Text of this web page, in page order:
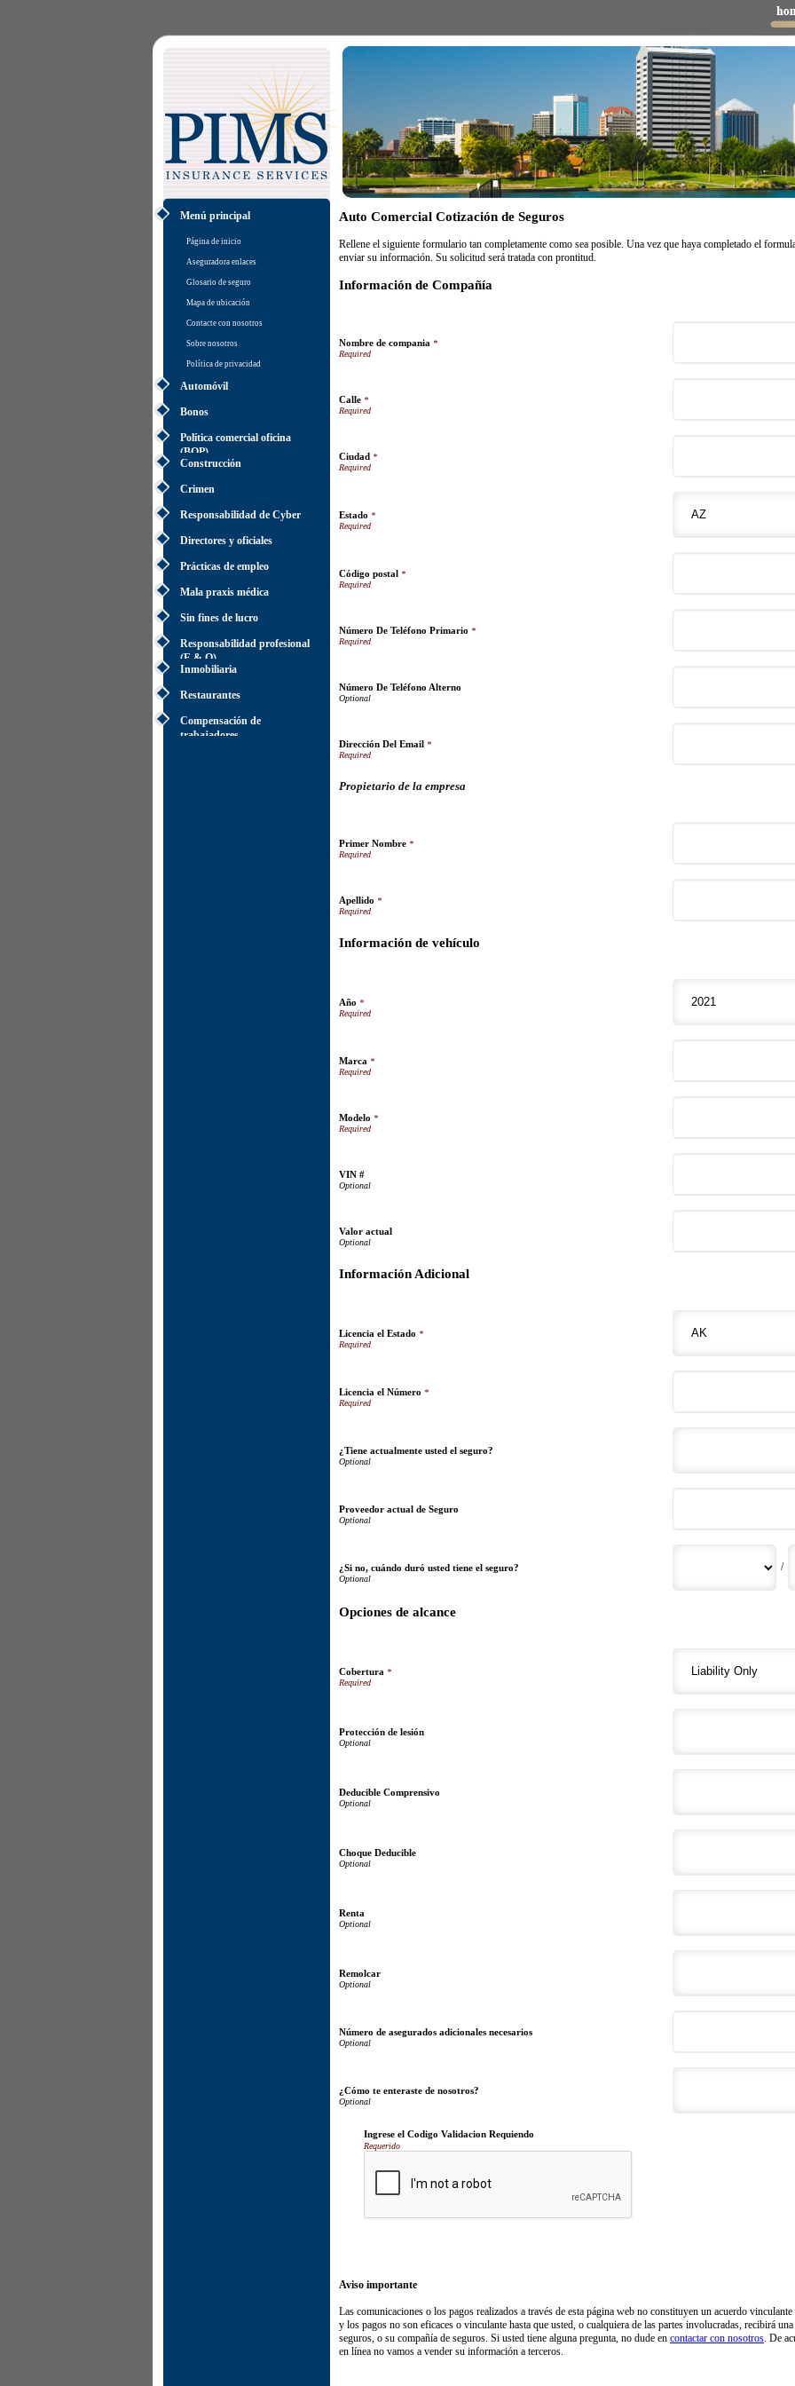
Menú principal
Página de inicio
Aseguradora enlaces
Glosario de seguro
Mapa de ubicación
Contacte con nosotros
Sobre nosotros
Política de privacidad
Automóvil
Bonos
Política comercial oficina
(BOP)
Construcción
Crimen
Responsabilidad de Cyber
Directores y oficiales
Prácticas de empleo
Mala praxis médica
Sin fines de lucro
Responsabilidad profesional
(E & O)
Inmobiliaria
Restaurantes
Compensación de
trabajadores
Auto Comercial Cotización de Seguros
Rellene el siguiente formulario tan completamente como sea posible. Una vez que haya completado el
enviar su información. Su solicitud será tratada con prontitud.
Información de Compañía
Nombre de compania *
Calle *
Ciudad *
Estado *
Código postal *
Número De Teléfono Primario *
Número De Teléfono Alterno
Dirección Del Email *
Propietario de la empresa
Primer Nombre *
Apellido *
Información de vehículo
Año *
Marca *
Modelo *
VIN #
Valor actual
Información Adicional
Licencia el Estado *
Licencia el Número *
¿Tiene actualmente usted el seguro?
Proveedor actual de Seguro
¿Si no, cuándo duró usted tiene el seguro? /
Opciones de alcance
Cobertura *
Protección de lesión
Deducible Comprensivo
Choque Deducible
Renta
Remolcar
Número de asegurados adicionales necesarios
¿Cómo te enteraste de nosotros?
Ingrese el Codigo Validacion Requiendo
Requerido
Aviso importante
Las comunicaciones o los pagos realizados a través de esta página web no constituyen un acuerdo
y los pagos no son eficaces o vinculante hasta que usted, o cualquiera de las partes involucradas, recibirá
seguros, o su compañía de seguros. Si usted tiene alguna pregunta, no dude en contactar con nosotros. De
en línea no vamos a vender su información a terceros.